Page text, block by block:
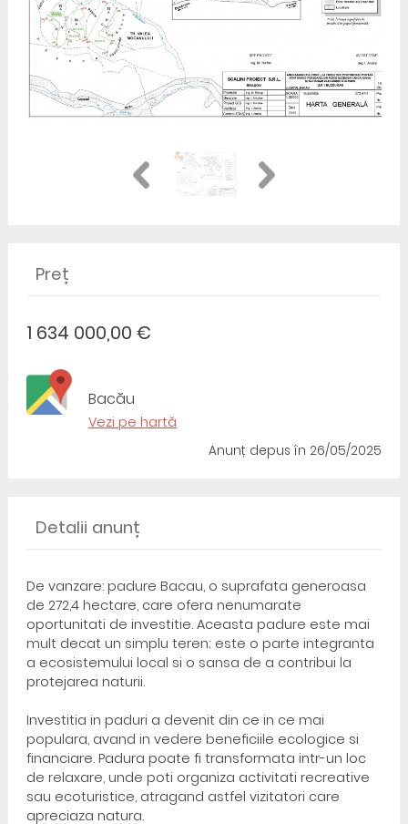
Preț
1 634 000,00 €
Bacău
Vezi pe hartă
Anunț depusîn 26/05/2025
Detalii anunț
De vanzare: padure Bacau, o suprafata generoasa
de 272,4 hectare, care ofera nenumarate
oportunitati de investitie. Aceasta padure este mai
mult decat un simplu teren; este o parte integranta
a ecosistemului local si o sansa de a contribui la
protejarea naturii.
Investitia in paduri a devenit din ce in ce mai
populara, avand in vedere beneficiile ecologice si
financiare. Padura poate fi transformata intr-un loc
de relaxare, unde poti organiza activitati recreative
sau ecoturistice, atragand astfel vizitatori care
apreciaza natura.